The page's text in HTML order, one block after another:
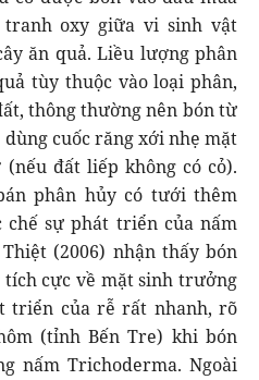
oxy giữa vi sinh vật
ăn quả. Liều lượng phân
tùy thuộc vào loại phân,
thông thường nên bón từ
cuốc răng xới nhẹ mặt
đất liếp không có cỏ).
phân hủy có tưới thêm
sự phát triển của nấm
(2006) nhận thấy bón
cực về mặt sinh trưởng
triển của rễ rất nhanh, rõ
(tỉnh Bến Tre) khi bón
nấm Trichoderma. Ngoài